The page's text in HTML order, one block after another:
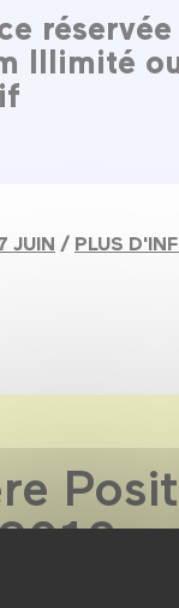
Illimité
JUIN / PLUS